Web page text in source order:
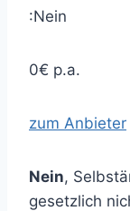
:Nein
0€ p.a.
zum Anbieter
Nein,
gesetzlich